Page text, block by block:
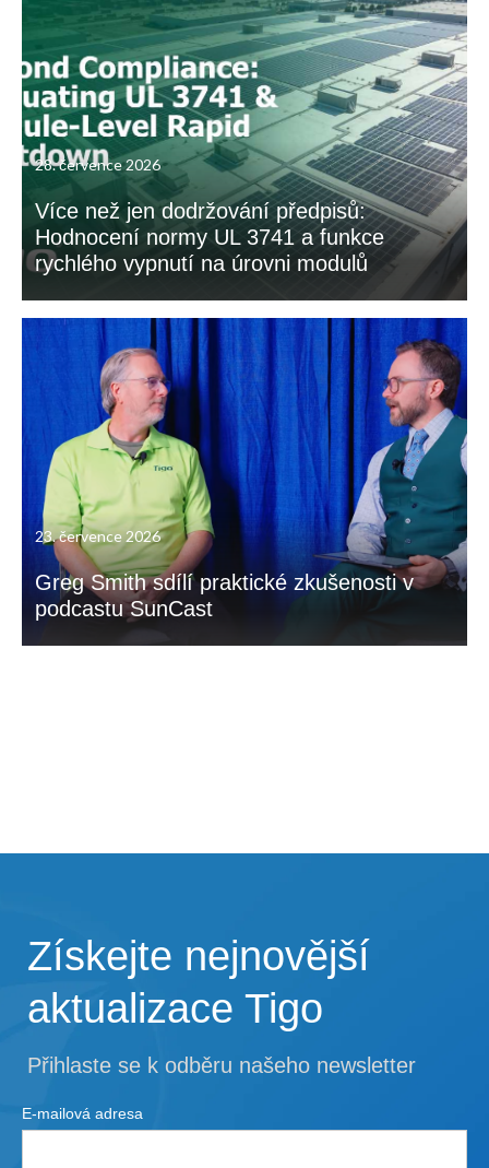
28. července 2026
Více než jen dodržování předpisů:
Hodnocení normy UL 3741 a funkce
rychlého vypnutí na úrovni modulů
23. července 2026
Greg Smith sdílí praktické zkušenosti v
podcastu SunCast
Získejte nejnovější
aktualizace Tigo
Přihlaste se k odběru našeho newsletter
E-mailová adresa